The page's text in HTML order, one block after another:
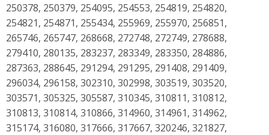
250378, 250379, 254095, 254553, 254819, 254820,
254821, 254871, 255434, 255969, 255970, 256851,
265746, 265747, 268668, 272748, 272749, 278688,
279410, 280135, 283237, 283349, 283350, 284886,
287363, 288645, 291294, 291295, 291408, 291409,
296034, 296158, 302310, 302998, 303519, 303520,
303571, 305325, 305587, 310345, 310811, 310812,
310813, 310814, 310866, 314960, 314961, 314962,
315174, 316080, 317666, 317667, 320246, 321827,